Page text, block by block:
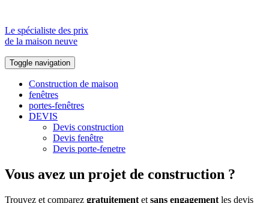
Le spécialiste des prix
de la maison neuve
Toggle navigation
Construction de maison
fenêtres
portes-fenêtres
DEVIS
Devis construction
Devis fenêtre
Devis porte-fenetre
Vous avez un projet de construction ?
Trouvez et comparez gratuitement et sans engagement les devis